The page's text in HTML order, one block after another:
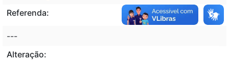
Referenda:
---
Alteração: